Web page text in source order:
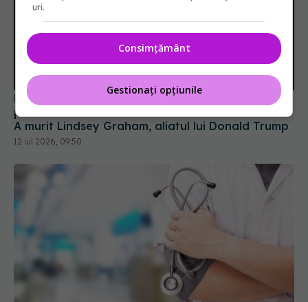
Doliu pe scena politică. Unul dintre cei mai
puternici senatori a făcut STOP CARDIAC în casă!
A murit Lindsey Graham, aliatul lui Donald Trump
12 iul 2026, 09:50
Pas important pentru medicina românească.
uri.
Consimțământ
Gestionați opțiunile